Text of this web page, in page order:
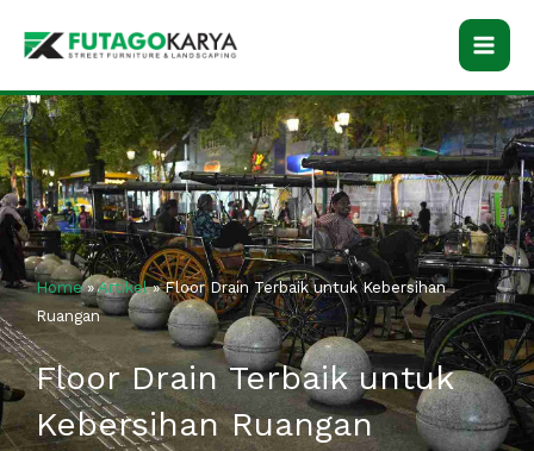
Home»Artikel»Floor Drain Terbaik untuk Kebersihan
Ruangan
Floor Drain Terbaik untuk
Kebersihan Ruangan